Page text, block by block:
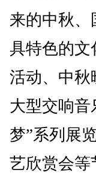
来的中秋
具特色的文
活动、中秋
大型交响音
梦”系列展
艺欣赏会等